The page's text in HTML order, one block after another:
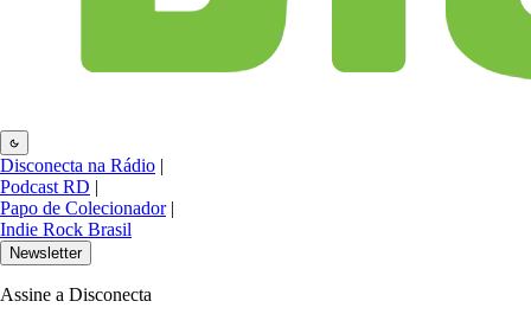
Disconecta na Rádio |
Podcast RD |
Papo de Colecionador |
Indie Rock Brasil
Newsletter
Assine a Disconecta